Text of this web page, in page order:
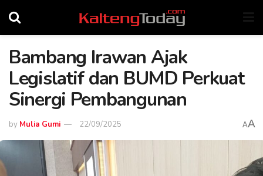
Bambang Irawan Ajak
Legislatif dan BUMD Perkuat
Sinergi Pembangunan
by Mulia Gumi 22/09/2025 AA